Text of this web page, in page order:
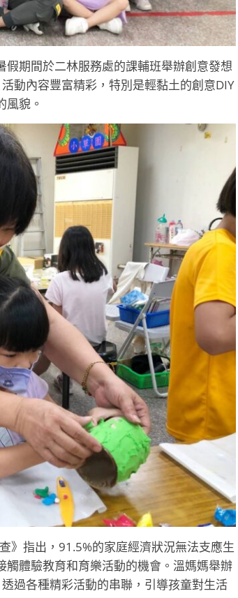
假期間於二林服務處的課輔班舉辦創意發想
動內容豐富精彩，特別是輕黏土的創意DIY
貌。
》指出，91.5%的家庭經濟狀況無法支應生
體驗教育和育樂活動的機會。溫媽媽舉辦
過各種精彩活動的串聯，引導孩童對生活